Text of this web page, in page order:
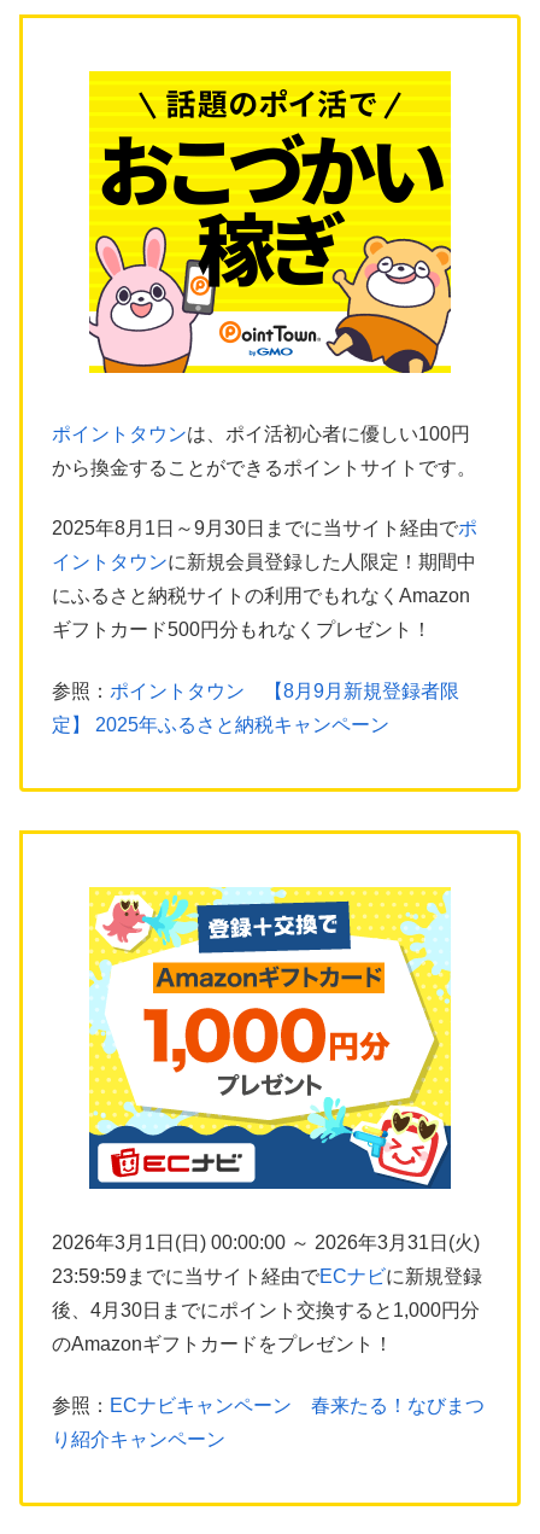
ポイントタウンは、ポイ活初心者に優しい100円
から換金することができるポイントサイトです。
2025年8月1日～9月30日までに当サイト経由でポ
イントタウンに新規会員登録した人限定！期間中
にふるさと納税サイトの利用でもれなくAmazon
ギフトカード500円分もれなくプレゼント！
参照： ポイントタウン 【8月9月新規登録者限
定】 2025年ふるさと納税キャンペーン
2026年3月1日(日) 00:00:00 ～ 2026年3月31日(火)
23:59:59までに当サイト経由でECナビに新規登録
後、4月30日までにポイント交換すると1,000円分
のAmazonギフトカードをプレゼント！
参照： ECナビキャンペーン 春来たる！なびまつ
り紹介キャンペーン